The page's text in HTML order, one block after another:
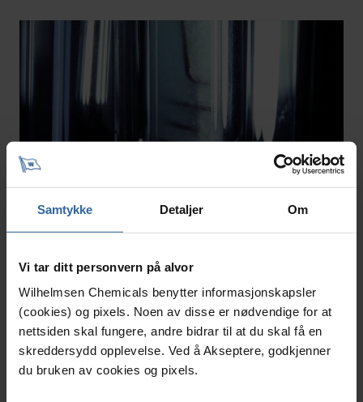
Samtykke Detaljer Om
Vi tar ditt personvern på alvor
Wilhelmsen Chemicals benytter informasjonskapsler
(cookies) og pixels. Noen av disse er nødvendige for at
nettsiden skal fungere, andre bidrar til at du skal få en
skreddersydd opplevelse. Ved å Akseptere, godkjenner
du bruken av cookies og pixels.
Spylervæske av god kvalitet fryser ikke
til is
Vinterspylervæskene fra Wilhelmsen Chemicals vil
ikke fryse til hard is, men kun få en slush-lignende
konsistens ved svært lav temperaturer, over...